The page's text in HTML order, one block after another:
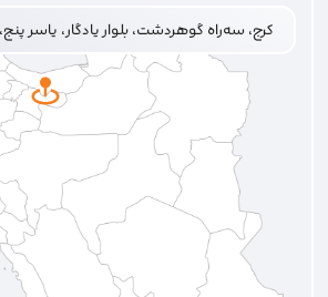
کرج، سه‌راه گوهردشت، بلوار یادگار، یاسر پنج،